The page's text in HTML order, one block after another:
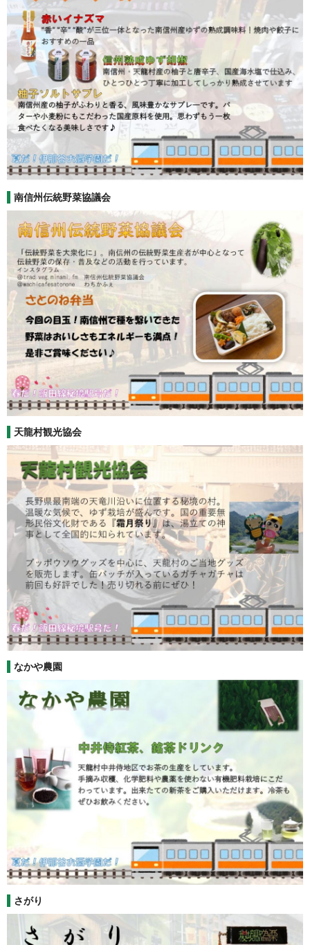
南信州伝統野菜協議会
天龍村観光協会
なかや農園
さがり